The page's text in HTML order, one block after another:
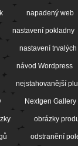
napadený web
nastavení pokladny
nastavení
návod Wordpress
nejstahovanější
Nextgen Gallery
obrázky
odstranění